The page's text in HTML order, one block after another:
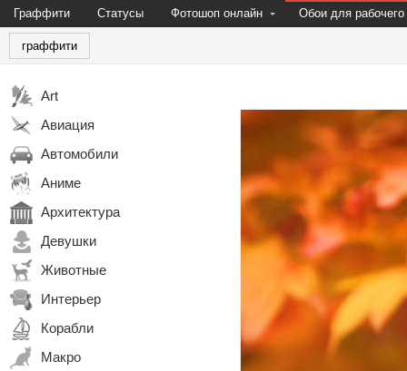
Граффити Статусы Фотошоп онлайн Обои для рабочего
граффити
Art
Авиация
Автомобили
Аниме
Архитектура
Девушки
Животные
Интерьер
Корабли
Макро